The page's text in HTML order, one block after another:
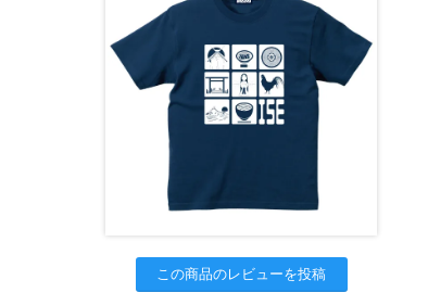
この商品のレビューを投稿